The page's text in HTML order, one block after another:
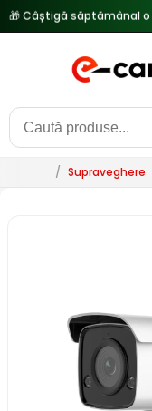
🔥 Reduceri de pana la
/ Supraveghere